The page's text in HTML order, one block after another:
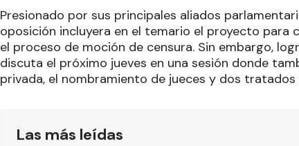
Presionado por sus principales aliados
oposición incluyera en el temario el proyecto para
el proceso de moción de censura. Sin embargo,
discuta el próximo jueves en una sesión donde
privada, el nombramiento de jueces y dos tratados
Las más leídas